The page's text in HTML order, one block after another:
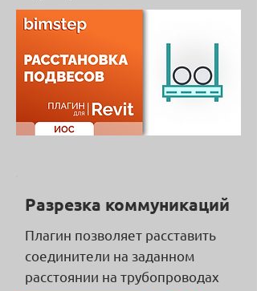
Разрезка коммуникаций
Плагин позволяет расставить
соединители на заданном
расстоянии на трубопроводах